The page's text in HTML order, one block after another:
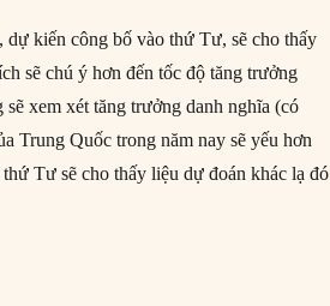
kiến công bố vào thứ Tư, sẽ cho thấy
sẽ chú ý hơn đến tốc độ tăng trưởng
xem xét tăng trưởng danh nghĩa (có
Trung Quốc trong năm nay sẽ yếu hơn
Tư sẽ cho thấy liệu dự đoán khác lạ đó